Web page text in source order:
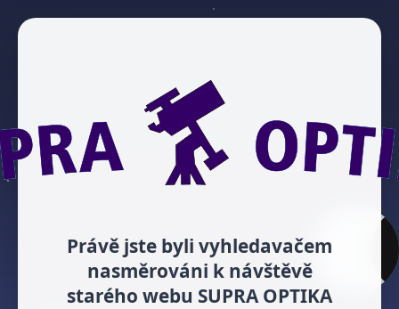
Právě jste byli vyhledavačem
nasměrováni k návštěvě
starého webu SUPRA OPTIKA